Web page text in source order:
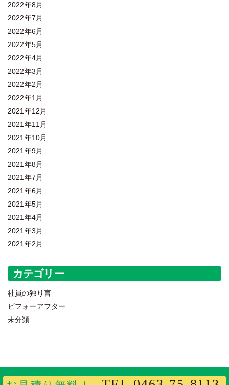
2022年8月
2022年7月
2022年6月
2022年5月
2022年4月
2022年3月
2022年2月
2022年1月
2021年12月
2021年11月
2021年10月
2021年9月
2021年8月
2021年7月
2021年6月
2021年5月
2021年4月
2021年3月
2021年2月
カテゴリー
社員の独り言
ビフォーアフター
未分類